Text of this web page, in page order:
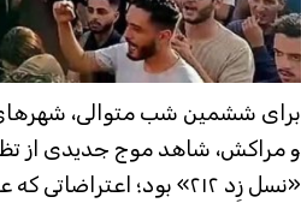
برای ششمین شب متوالی، شهرهای
و مراکش، شاهد موج جدیدی از
«نسل زِد ۲۱۲» بود؛